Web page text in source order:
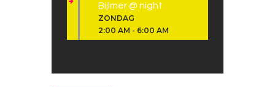
Bijlmer @ night
ZONDAG
2:00 AM - 6:00 AM